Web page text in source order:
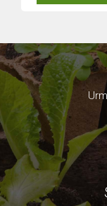
Fierastrau electric
Fierastrau pendular
Ferastraie stationare
Polizor unghiular
Telemetru
Nivela laser
Generatoare curent
Freze electrice
Rindele electrice
Aparate de sudură tevi